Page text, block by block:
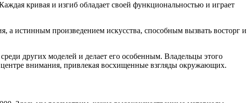
кривая и изгиб обладает своей функциональностью и играет
а истинным произведением искусства, способным вызвать восторг и
других моделей и делает его особенным. Владельцы этого
внимания, привлекая восхищенные взгляды окружающих.